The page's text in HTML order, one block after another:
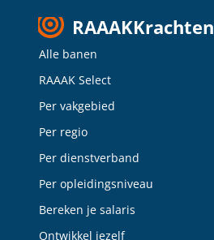
RAAAKKrachten
Alle banen
RAAAK Select
Per vakgebied
Per regio
Per dienstverband
Per opleidingsniveau
Bereken je salaris
Ontwikkel jezelf